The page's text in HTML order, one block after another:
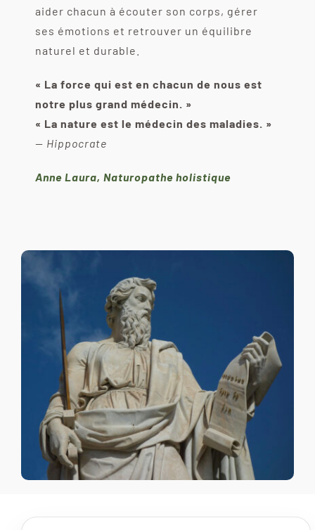
aider chacun à écouter son corps, gérer
ses émotions et retrouver un équilibre
naturel et durable.
« La force qui est en chacun de nous est
notre plus grand médecin. »
« La nature est le médecin des maladies. »
— Hippocrate
Anne Laura, Naturopathe holistique